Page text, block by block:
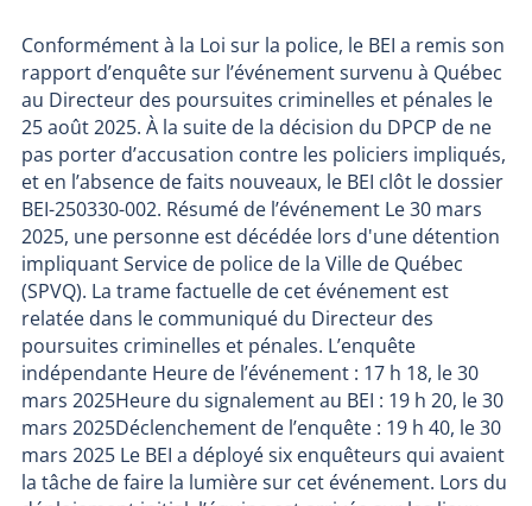
Conformément à la Loi sur la police, le BEI a remis son
rapport d’enquête sur l’événement survenu à Québec
au Directeur des poursuites criminelles et pénales le
25 août 2025. À la suite de la décision du DPCP de ne
pas porter d’accusation contre les policiers impliqués,
et en l’absence de faits nouveaux, le BEI clôt le dossier
BEI-250330-002. Résumé de l’événement Le 30 mars
2025, une personne est décédée lors d'une détention
impliquant Service de police de la Ville de Québec
(SPVQ). La trame factuelle de cet événement est
relatée dans le communiqué du Directeur des
poursuites criminelles et pénales. L’enquête
indépendante Heure de l’événement : 17 h 18, le 30
mars 2025Heure du signalement au BEI : 19 h 20, le 30
mars 2025Déclenchement de l’enquête : 19 h 40, le 30
mars 2025 Le BEI a déployé six enquêteurs qui avaient
la tâche de faire la lumière sur cet événement. Lors du